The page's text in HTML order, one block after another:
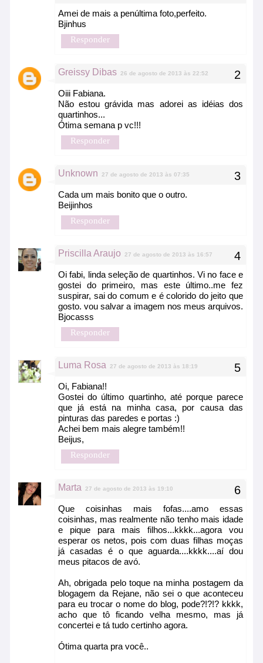
Amei de mais a penúltima foto,perfeito.
Bjinhus
Responder
Greissy Dibas 26 de agosto de 2013 às 22:52
Oiii Fabiana.
Não estou grávida mas adorei as idéias dos
quartinhos...
Ótima semana p vc!!!
Responder
Unknown 27 de agosto de 2013 às 07:35
Cada um mais bonito que o outro.
Beijinhos
Responder
Priscilla Araujo 27 de agosto de 2013 às 16:57
Oi fabi, linda seleção de quartinhos. Vi no face e
gostei do primeiro, mas este último..me fez
suspirar, sai do comum e é colorido do jeito que
gosto. vou salvar a imagem nos meus arquivos.
Bjocasss
Responder
Luma Rosa 27 de agosto de 2013 às 18:19
Oi, Fabiana!!
Gostei do último quartinho, até porque parece
que já está na minha casa, por causa das
pinturas das paredes e portas :)
Achei bem mais alegre também!!
Beijus,
Responder
Marta 27 de agosto de 2013 às 19:10
Que coisinhas mais fofas....amo essas
coisinhas, mas realmente não tenho mais idade
e pique para mais filhos...kkkk...agora vou
esperar os netos, pois com duas filhas moças
já casadas é o que aguarda....kkkk....aí dou
meus pitacos de avó.
Ah, obrigada pelo toque na minha postagem da
blogagem da Rejane, não sei o que aconteceu
para eu trocar o nome do blog, pode?!?!? kkkk,
acho que tô ficando velha mesmo, mas já
concertei e tá tudo certinho agora.
Ótima quarta pra você..